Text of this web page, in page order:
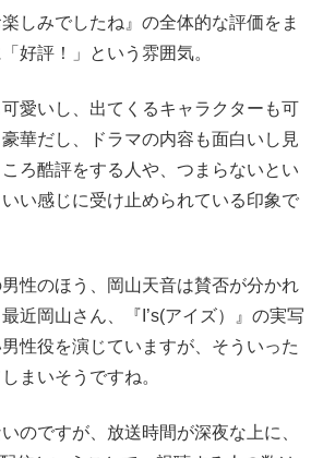
しみでしたね』の全体的な評価をま
好評！」という雰囲気。
愛いし、出てくるキャラクターも可
華だし、ドラマの内容も面白いし見
ろ酷評をする人や、つまらないとい
い感じに受け止められている印象で
性のほう、岡山天音は賛否が分かれ
近岡山さん、『I’s(アイズ）』の実写
性役を演じていますが、そういった
まいそうですね。
のですが、放送時間が深夜な上に、